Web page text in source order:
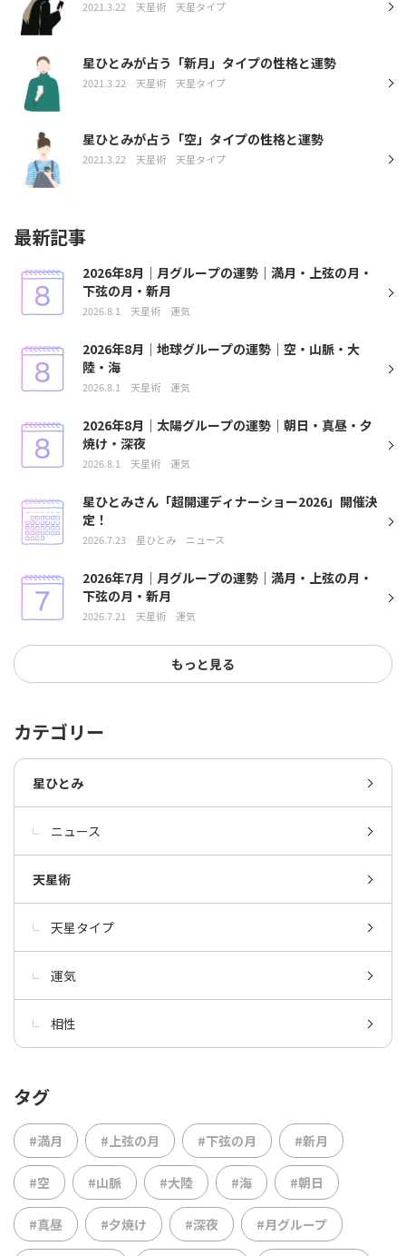
2021.3.22 天星術 天星タイプ
星ひとみが占う「新月」タイプの性格と運勢
2021.3.22 天星術 天星タイプ
星ひとみが占う「空」タイプの性格と運勢
2021.3.22 天星術 天星タイプ
最新記事
2026年8月｜月グループの運勢｜満月・上弦の月・
下弦の月・新月
2026.8.1 天星術 運気
2026年8月｜地球グループの運勢｜空・山脈・大
陸・海
2026.8.1 天星術 運気
2026年8月｜太陽グループの運勢｜朝日・真昼・夕
焼け・深夜
2026.8.1 天星術 運気
星ひとみさん「超開運ディナーショー2026」開催決
定！
2026.7.23 星ひとみ ニュース
2026年7月｜月グループの運勢｜満月・上弦の月・
下弦の月・新月
2026.7.21 天星術 運気
もっと見る
カテゴリー
星ひとみ
ニュース
天星術
天星タイプ
運気
相性
タグ
#満月 #上弦の月 #下弦の月 #新月
#空 #山脈 #大陸 #海 #朝日
#真昼 #夕焼け #深夜 #月グループ